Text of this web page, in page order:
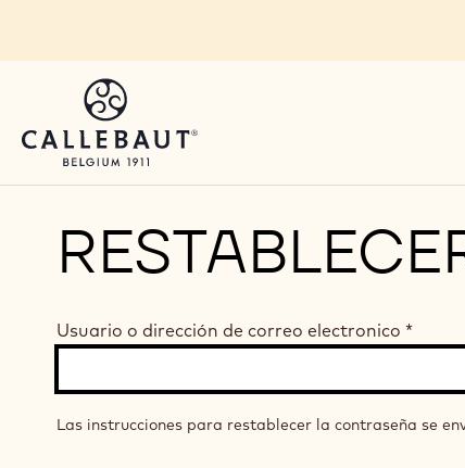
Usuario o dirección de correo electronico *
Las instrucciones para restablecer la contraseña se